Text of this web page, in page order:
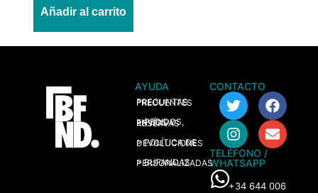
Añadir al carrito
AYUDA
> PREGUNTAS FRECUENTES
> PEDIDOS, ENVÍOS Y RESERVAS
> POLÍTICA DE DEVOLUCIONES
> BUFANDAS PERSONALIZADAS
CONTACTO
TELÉFONO /
WHATSAPP
+34 644 006